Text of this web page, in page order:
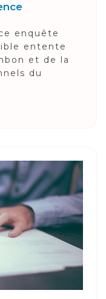
enquête
entente
et de la
du